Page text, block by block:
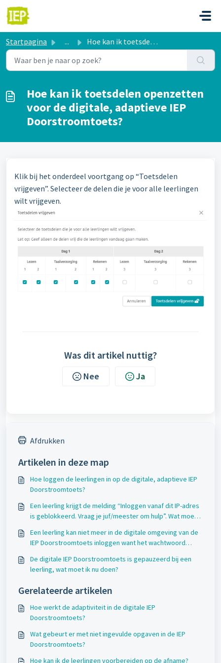
Doorgaan naar hoofdinhoud
Startpagina ... Hoe kan ik toetsdelen openzetten voor de digitale, adapti...
Hoe kan ik toetsdelen openzetten
voor de digitale, adaptieve IEP
Doorstroomtoets?
Klik bij het onderdeel voortgang op “Toetsdelen
vrijgeven”. Selecteer de delen die je voor alle leerlingen
wilt vrijgeven.
Was dit artikel nuttig?
Nee Ja
Afdrukken
Artikelen in deze map
Hoe loggen de leerlingen in op de digitale, adaptieve IEP
Doorstroomtoets?
Een leerling krijgt de melding “Inloggen vanaf dit IP-adres
is geblokkeerd. Vraag je juf/meester om hulp”. Wat moet
Een leerling kan niet meer in de digitale omgeving van de
IEP Doorstroomtoets inloggen want het wachtwoord
De digitale IEP Doorstroomtoets is gepauzeerd bij een
leerling, wat moet ik nu doen?
Gerelateerde artikelen
Hoe werkt de adaptiviteit in de digitale IEP
Doorstroomtoets?
Wat gebeurt er met niet ingevulde opgaven in de IEP
Doorstroomtoets?
Hoe kan ik de leerlingen voorbereiden op de afname?